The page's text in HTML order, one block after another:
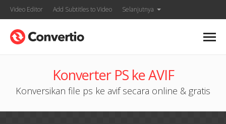
Video Editor Add Subtitles to Video Selanjutnya
Konverter PS ke AVIF
Konversikan file ps ke avif secara online & gratis